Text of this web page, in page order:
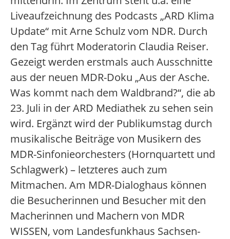
Liveaufzeichnung des Podcasts „ARD Klima
Update“ mit Arne Schulz vom NDR. Durch
den Tag führt Moderatorin Claudia Reiser.
Gezeigt werden erstmals auch Ausschnitte
aus der neuen MDR-Doku „Aus der Asche.
Was kommt nach dem Waldbrand?“, die ab
23. Juli in der ARD Mediathek zu sehen sein
wird. Ergänzt wird der Publikumstag durch
musikalische Beiträge von Musikern des
MDR-Sinfonieorchesters (Hornquartett und
Schlagwerk) – letzteres auch zum
Mitmachen. Am MDR-Dialoghaus können
die Besucherinnen und Besucher mit den
Macherinnen und Machern von MDR
WISSEN, vom Landesfunkhaus Sachsen-